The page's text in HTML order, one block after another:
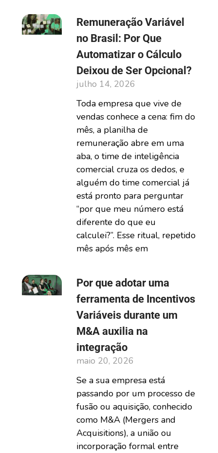
Remuneração Variável
no Brasil: Por Que
Automatizar o Cálculo
Deixou de Ser Opcional?
julho 14, 2026
Toda empresa que vive de
vendas conhece a cena: fim do
mês, a planilha de
remuneração abre em uma
aba, o time de inteligência
comercial cruza os dedos, e
alguém do time comercial já
está pronto para perguntar
“por que meu número está
diferente do que eu
calculei?”. Esse ritual, repetido
mês após mês em
Por que adotar uma
ferramenta de Incentivos
Variáveis durante um
M&A auxilia na
integração
maio 20, 2026
Se a sua empresa está
passando por um processo de
fusão ou aquisição, conhecido
como M&A (Mergers and
Acquisitions), a união ou
incorporação formal entre